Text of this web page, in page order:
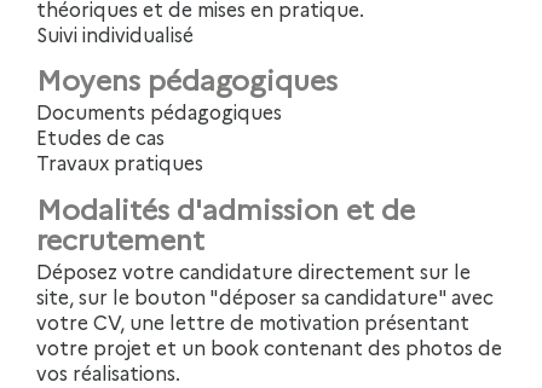
théoriques et de mises en pratique.
Suivi individualisé
Moyens pédagogiques
Documents pédagogiques
Etudes de cas
Travaux pratiques
Modalités d'admission et de
recrutement
Déposez votre candidature directement sur le
site, sur le bouton "déposer sa candidature" avec
votre CV, une lettre de motivation présentant
votre projet et un book contenant des photos de
vos réalisations.